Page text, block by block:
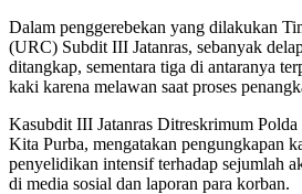
Dalam penggerebekan yang dilakukan
(URC) Subdit III Jatanras, sebanyak
ditangkap, sementara tiga di antaranya
kaki karena melawan saat proses
Kasubdit III Jatanras Ditreskrimum
Kita Purba, mengatakan pengungkapan
penyelidikan intensif terhadap sejumlah
di media sosial dan laporan para korban.